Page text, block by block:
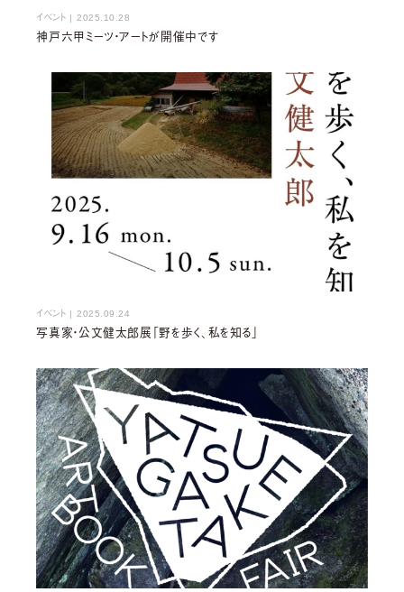
イベント | 2025.10.28
神戸六甲ミーツ・アートが開催中です
イベント 2025.09.24
写真家・公文健太郎展「野を歩く、私を知る」